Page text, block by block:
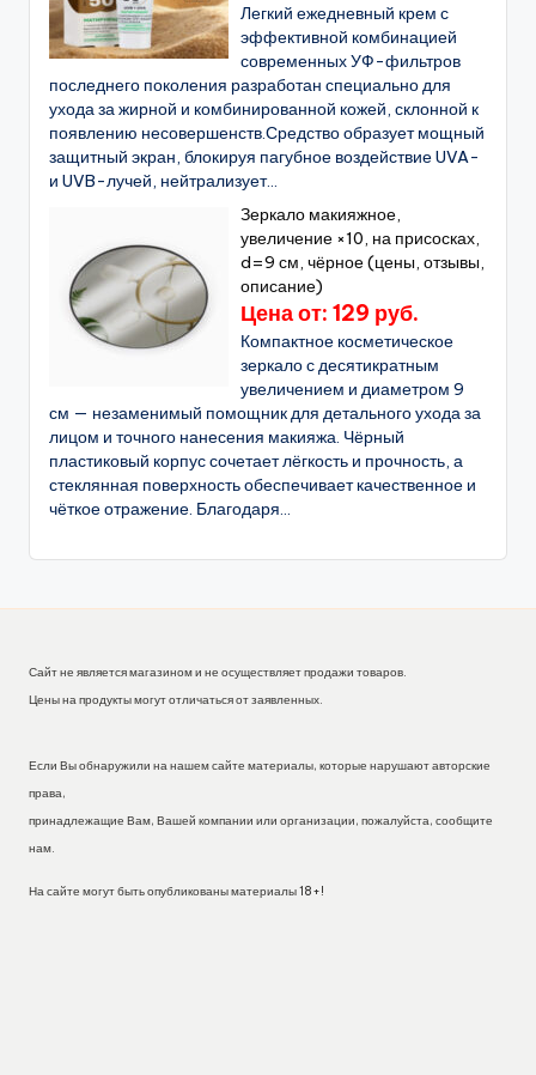
Легкий ежедневный крем с
эффективной комбинацией
современных УФ-фильтров
последнего поколения разработан специально для
ухода за жирной и комбинированной кожей, склонной к
появлению несовершенств.Средство образует мощный
защитный экран, блокируя пагубное воздействие UVA-
и UVB-лучей, нейтрализует...
Зеркало макияжное,
увеличение ×10, на присосках,
d=9 см, чёрное (цены, отзывы,
описание)
Цена от: 129 руб.
Компактное косметическое
зеркало с десятикратным
увеличением и диаметром 9
см — незаменимый помощник для детального ухода за
лицом и точного нанесения макияжа. Чёрный
пластиковый корпус сочетает лёгкость и прочность, а
стеклянная поверхность обеспечивает качественное и
чёткое отражение. Благодаря...
Сайт не является магазином и не осуществляет продажи товаров.
Цены на продукты могут отличаться от заявленных.
Если Вы обнаружили на нашем сайте материалы, которые нарушают авторские
права,
принадлежащие Вам, Вашей компании или организации, пожалуйста, сообщите
нам.
На сайте могут быть опубликованы материалы 18+!